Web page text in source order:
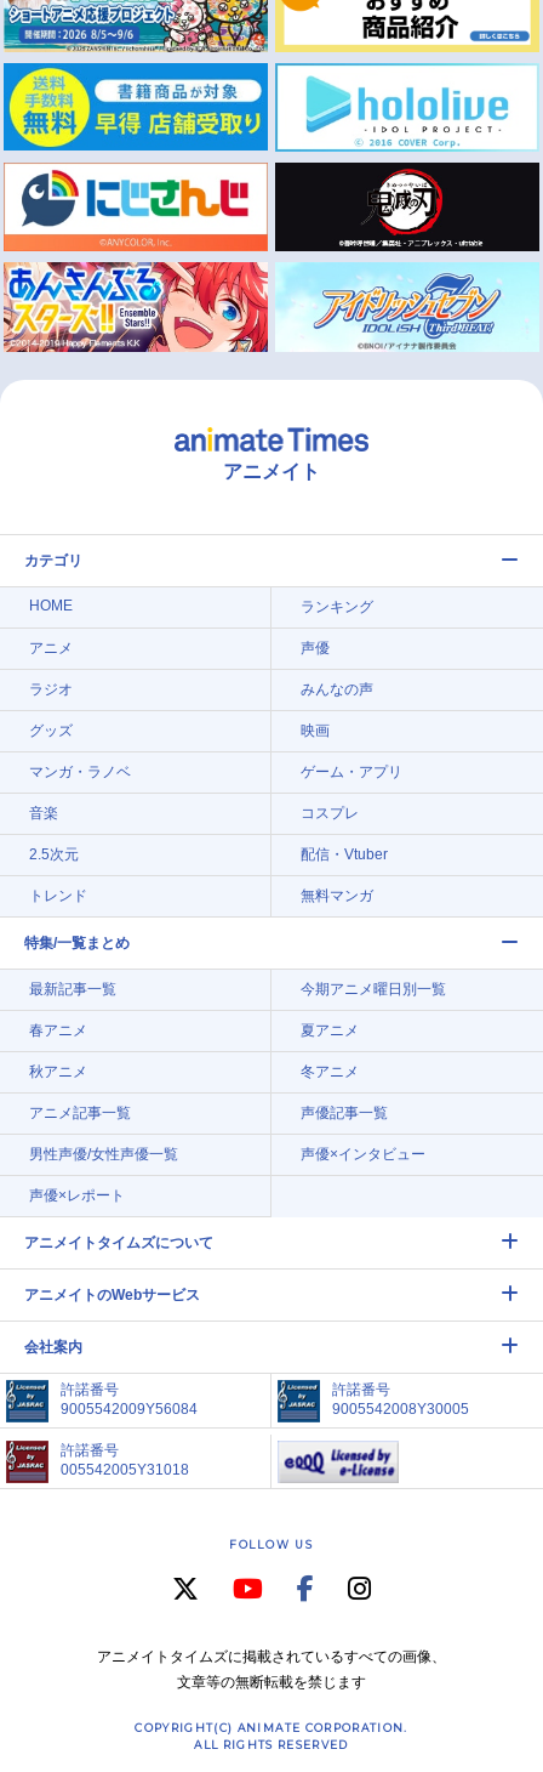
アニメイト
カテゴリ
HOME ランキング
アニメ 声優
ラジオ みんなの声
グッズ 映画
マンガ・ラノベ ゲーム・アプリ
音楽 コスプレ
2.5次元 配信・Vtuber
トレンド 無料マンガ
特集/一覧まとめ
最新記事一覧 今期アニメ曜日別一覧
春アニメ 夏アニメ
秋アニメ 冬アニメ
アニメ記事一覧 声優記事一覧
男性声優/女性声優一覧 声優×インタビュー
声優×レポート
アニメイトタイムズについて
アニメイトのWebサービス
会社案内
許諾番号
9005542009Y56084
許諾番号
9005542008Y30005
許諾番号
005542005Y31018
FOLLOW US
アニメイトタイムズに掲載されているすべての画像、
文章等の無断転載を禁じます
COPYRIGHT(C) ANIMATE CORPORATION.
ALL RIGHTS RESERVED